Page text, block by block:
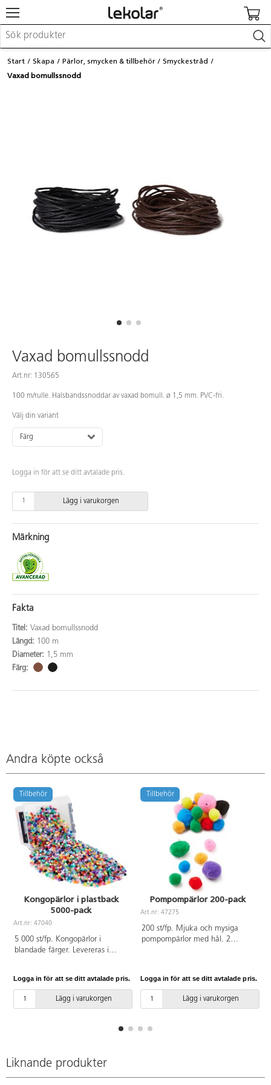
Möbler & inredning
Lekplatsutrustning & utemiljö
Hitta din säljare
Kontakta Lekolar
Start Skapa Pärlor, smycken & tillbehör
Smyckestråd
Vaxad bomullssnodd
Vaxad bomullssnodd
Art.nr: 130565
100 m/rulle. Halsbandssnoddar av vaxad bomull. ø 1,5 mm. PVC-fri.
Välj din variant
Färg
Logga in för att se ditt avtalade pris.
Lägg i varukorgen
Märkning
Fakta
Titel: Vaxad bomullssnodd
Längd: 100 m
Diameter: 1,5 mm
Färg:
Andra köpte också
Tillbehör
Kongopärlor i plastback
5000-pack
Art.nr: 47040
5 000 st/fp. Kongopärlor i
blandade färger. Levereras i
fri.Från 3 år.
Logga in för att se ditt avtalade pris.
Lägg i varukorgen
Tillbehör
Pompompärlor 200-pack
Art.nr: 47275
200 st/fp. Mjuka och mysiga
pompompärlor med hål. 2
Logga in för att se ditt avtalade pris.
Lägg i varukorgen
Liknande produkter